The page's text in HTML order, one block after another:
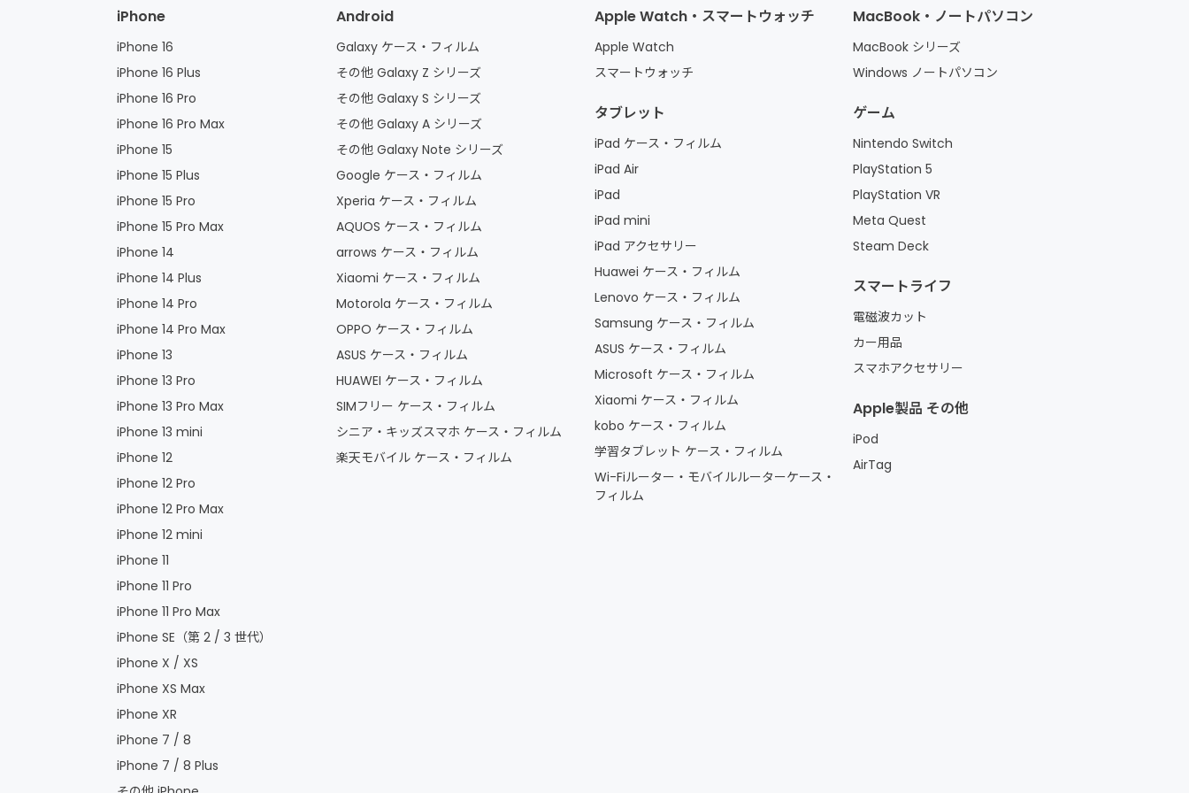
iPhone
iPhone 16
iPhone 16 Plus
iPhone 16 Pro
iPhone 16 Pro Max
iPhone 15
iPhone 15 Plus
iPhone 15 Pro
iPhone 15 Pro Max
iPhone 14
iPhone 14 Plus
iPhone 14 Pro
iPhone 14 Pro Max
iPhone 13
iPhone 13 Pro
iPhone 13 Pro Max
iPhone 13 mini
iPhone 12
iPhone 12 Pro
iPhone 12 Pro Max
iPhone 12 mini
iPhone 11
iPhone 11 Pro
iPhone 11 Pro Max
iPhone SE（第 2 / 3 世代）
iPhone X / XS
iPhone XS Max
iPhone XR
iPhone 7 / 8
iPhone 7 / 8 Plus
Android
Galaxy ケース・フィルム
その他 Galaxy Z シリーズ
その他 Galaxy S シリーズ
その他 Galaxy A シリーズ
その他 Galaxy Note シリーズ
Google ケース・フィルム
Xperia ケース・フィルム
AQUOS ケース・フィルム
arrows ケース・フィルム
Xiaomi ケース・フィルム
Motorola ケース・フィルム
OPPO ケース・フィルム
ASUS ケース・フィルム
HUAWEI ケース・フィルム
SIMフリー ケース・フィルム
シニア・キッズスマホ ケース・フィルム
楽天モバイル ケース・フィルム
Apple Watch・スマートウォッチ
Apple Watch
スマートウォッチ
タブレット
iPad ケース・フィルム
iPad Air
iPad
iPad mini
iPad アクセサリー
Huawei ケース・フィルム
Lenovo ケース・フィルム
Samsung ケース・フィルム
ASUS ケース・フィルム
Microsoft ケース・フィルム
Xiaomi ケース・フィルム
kobo ケース・フィルム
学習タブレット ケース・フィルム
Wi-Fiルーター・モバイルルーターケース・
フィルム
MacBook・ノートパソコン
MacBook シリーズ
Windows ノートパソコン
ゲーム
Nintendo Switch
PlayStation 5
PlayStation VR
Meta Quest
Steam Deck
スマートライフ
電磁波カット
カー用品
スマホアクセサリー
Apple製品 その他
iPod
AirTag